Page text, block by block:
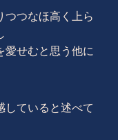
つつなほ高く上ら
愛せむと思う他に
していると述べて